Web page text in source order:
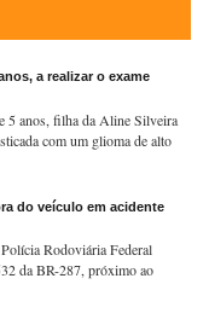
a realizar o exame
5 anos, filha da Aline Silveira
com um glioma de alto
do veículo em acidente
Rodoviária Federal
da BR-287, próximo ao